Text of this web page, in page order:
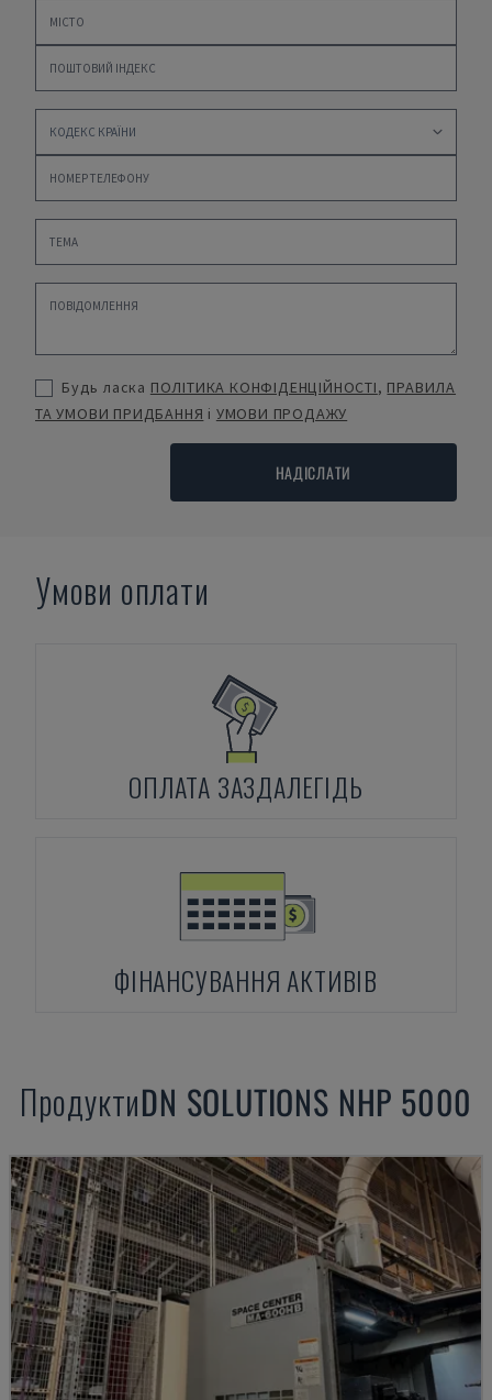
Будь ласка ПОЛІТИКА КОНФІДЕНЦІЙНОСТІ, ПРАВИЛА
ТА УМОВИ ПРИДБАННЯ і УМОВИ ПРОДАЖУ
НАДІСЛАТИ
Умови оплати
ОПЛАТА ЗАЗДАЛЕГІДЬ
ФІНАНСУВАННЯ АКТИВІВ
ПродуктиDN SOLUTIONS NHP 5000